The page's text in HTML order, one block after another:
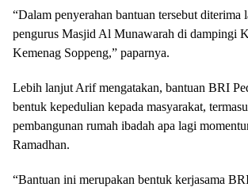
“Dalam penyerahan bantuan tersebut diterima
pengurus Masjid Al Munawarah di dampingi
Kemenag Soppeng,” paparnya.
Lebih lanjut Arif mengatakan, bantuan BRI
bentuk kepedulian kepada masyarakat,
pembangunan rumah ibadah apa lagi
Ramadhan.
“Bantuan ini merupakan bentuk kerjasama